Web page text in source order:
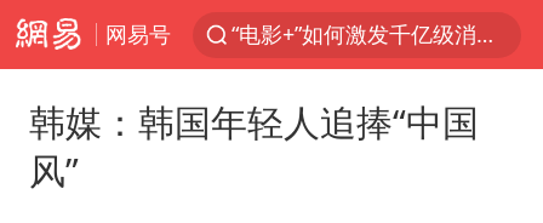
网易号
“电影+”如何激发千亿级消费新活力？
韩媒：韩国年轻人追捧“中国
风”